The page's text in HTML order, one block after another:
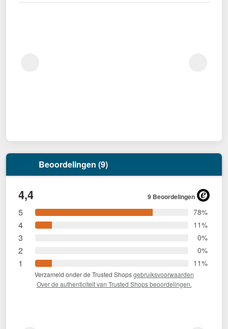
Beoordelingen (9)
4,4 9 Beoordelingen
5 78%
4 11%
3 0%
2 0%
1 11%
Verzameld onder de Trusted Shopsgebruiksvoorwaarden
Over de authenticiteit van Trusted Shops beoordelingen.